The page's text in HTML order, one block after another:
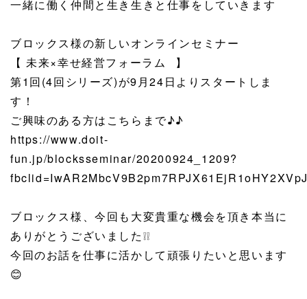
一緒に働く仲間と生き生きと仕事をしていきます
ブロックス様の新しいオンラインセミナー
【 未来×幸せ経営フォーラム⠀】
第1回(4回シリーズ)が9月24日よりスタートしま
す！
ご興味のある方はこちらまで♪♪
https://www.doit-
fun.jp/blocksseminar/20200924_1209?
ブロックス様、今回も大変貴重な機会を頂き本当に
ありがとうございました❕❕
今回のお話を仕事に活かして頑張りたいと思います
😊